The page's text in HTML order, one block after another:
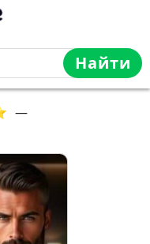
Найти
—